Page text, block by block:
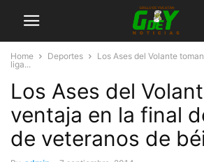
Home Deportes
Los Ases del Volante
liga...
Los Ases del
ventaja en la final
de veteranos de